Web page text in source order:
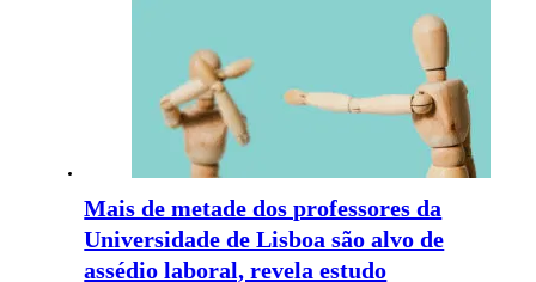
Mais de metade dos professores da
Universidade de Lisboa são alvo de
assédio laboral, revela estudo